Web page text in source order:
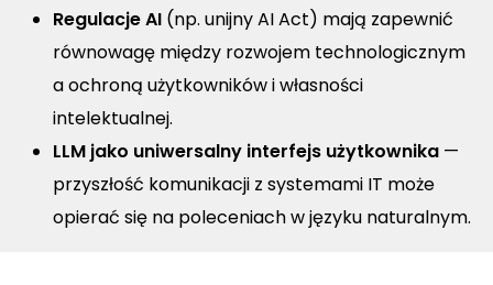
Regulacje AI (np. unijny AI Act) mają zapewnić
równowagę między rozwojem technologicznym
a ochroną użytkowników i własności
intelektualnej.
LLM jako uniwersalny interfejs użytkownika —
przyszłość komunikacji z systemami IT może
opierać się na poleceniach w języku naturalnym.